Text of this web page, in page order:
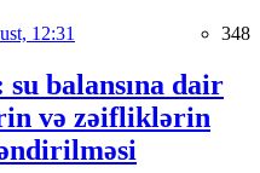
12:31 348
balansına dair
və zəifliklərin